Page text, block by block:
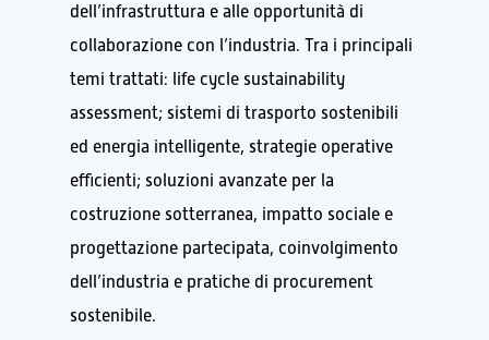
dell’infrastruttura e alle opportunità di
collaborazione con l’industria. Tra i principali
temi trattati: life cycle sustainability
assessment; sistemi di trasporto sostenibili
ed energia intelligente, strategie operative
efficienti; soluzioni avanzate per la
costruzione sotterranea, impatto sociale e
progettazione partecipata, coinvolgimento
dell’industria e pratiche di procurement
sostenibile.